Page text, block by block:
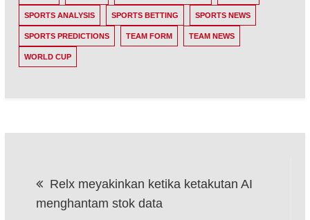
SPORTS ANALYSIS SPORTS BETTING SPORTS NEWS
SPORTS PREDICTIONS TEAM FORM TEAM NEWS
WORLD CUP
navigation
Relx meyakinkan ketika ketakutan AI
menghantam stok data